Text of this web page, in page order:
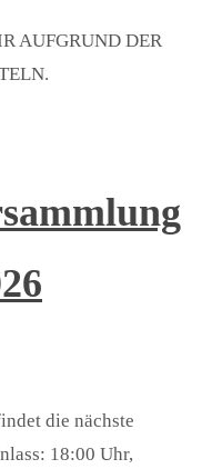
AUFGRUND DER
die nächste
18:00 Uhr,